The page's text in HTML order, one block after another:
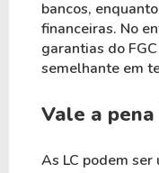
bancos,
financeiras. No
garantias do
semelhante em
Vale a
As LC podem